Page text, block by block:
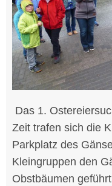
Das 1.
Zeit trafen sich die
Parkplatz des
Kleingruppen den
Obstbäumen